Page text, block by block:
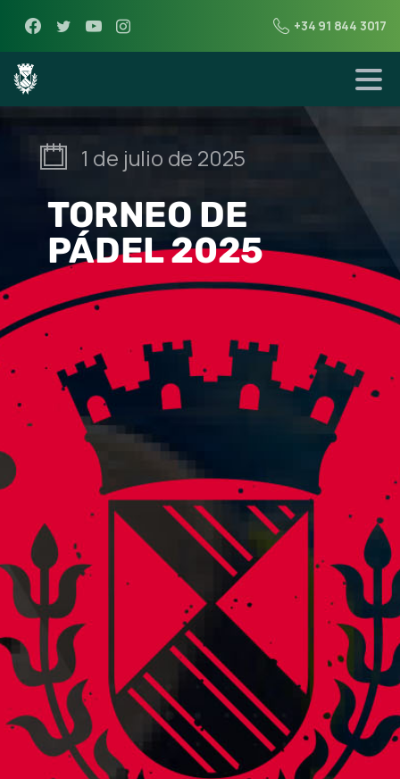
+34 91 844 3017
1 de julio de 2025
TORNEO DE
PÁDEL 2025